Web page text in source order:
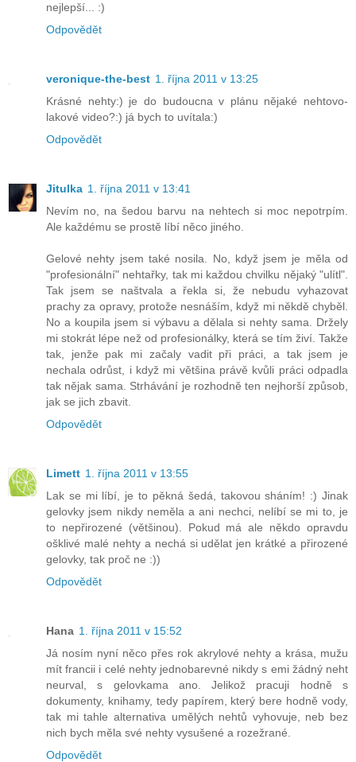
nejlepší... :)
Odpovědět
veronique-the-best 1. října 2011 v 13:25
Krásné nehty:) je do budoucna v plánu nějaké nehtovo-
lakové video?:) já bych to uvítala:)
Odpovědět
Jitulka 1. října 2011 v 13:41
Nevím no, na šedou barvu na nehtech si moc nepotrpím.
Ale každému se prostě líbí něco jiného.
Gelové nehty jsem také nosila. No, když jsem je měla od
"profesionální" nehtařky, tak mi každou chvilku nějaký "ulítl".
Tak jsem se naštvala a řekla si, že nebudu vyhazovat
prachy za opravy, protože nesnáším, když mi někdě chyběl.
No a koupila jsem si výbavu a dělala si nehty sama. Držely
mi stokrát lépe než od profesionálky, která se tím živí. Takže
tak, jenže pak mi začaly vadit při práci, a tak jsem je
nechala odrůst, i když mi většina právě kvůli práci odpadla
tak nějak sama. Strhávání je rozhodně ten nejhorší způsob,
jak se jich zbavit.
Odpovědět
Limett 1. října 2011 v 13:55
Lak se mi líbí, je to pěkná šedá, takovou sháním! :) Jinak
gelovky jsem nikdy neměla a ani nechci, nelíbí se mi to, je
to nepřirozené (většinou). Pokud má ale někdo opravdu
ošklivé malé nehty a nechá si udělat jen krátké a přirozené
gelovky, tak proč ne :))
Odpovědět
Hana 1. října 2011 v 15:52
Já nosím nyní něco přes rok akrylové nehty a krása, mužu
mít francii i celé nehty jednobarevné nikdy s emi žádný neht
neurval, s gelovkama ano. Jelikož pracuji hodně s
dokumenty, knihamy, tedy papírem, který bere hodně vody,
tak mi tahle alternativa umělých nehtů vyhovuje, neb bez
nich bych měla své nehty vysušené a rozežrané.
Odpovědět